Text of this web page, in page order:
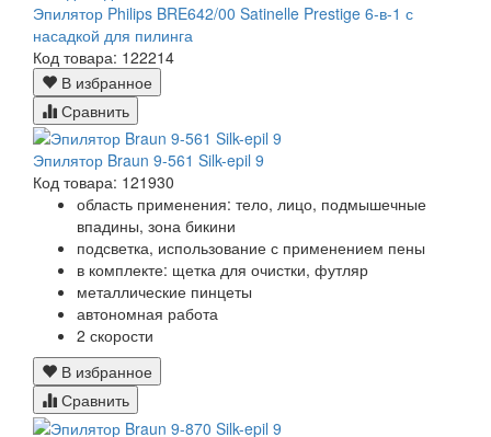
Эпилятор Philips BRE642/00 Satinelle Prestige 6-в-1 с
насадкой для пилинга
Код товара: 122214
В избранное
Сравнить
Эпилятор Braun 9-561 Silk-epil 9
Код товара: 121930
область применения: тело, лицо, подмышечные
впадины, зона бикини
подсветка, использование с применением пены
в комплекте: щетка для очистки, футляр
металлические пинцеты
автономная работа
2 скорости
В избранное
Сравнить